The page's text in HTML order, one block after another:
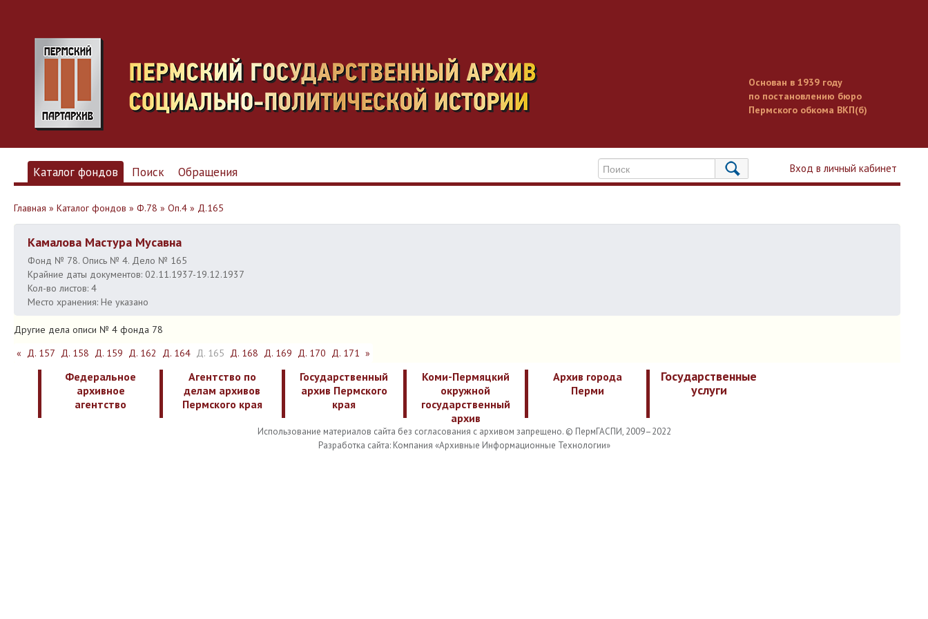
Основан в 1939 году
по постановлению бюро
Пермского обкома ВКП(б)
Вход в личный кабинет
Каталог фондов Поиск Обращения
Главная » Каталог фондов » Ф.78 » Оп.4 » Д.165
Камалова Мастура Мусавна
Фонд № 78. Опись № 4. Дело № 165
Крайние даты документов: 02.11.1937-19.12.1937
Кол-во листов: 4
Место хранения: Не указано
Другие дела описи № 4 фонда 78
« Д. 157 Д. 158 Д. 159 Д. 162 Д. 164 Д. 165 Д. 168 Д. 169 Д. 170 Д. 171 »
Федеральное
архивное
агентство
Агентство по
делам архивов
Пермского края
Государственный
архив Пермского
края
Коми-Пермяцкий
окружной
государственный
архив
Архив города
Перми
Государственные
услуги
Использование материалов сайта без согласования с архивом запрещено. © ПермГАСПИ, 2009–2022
Разработка сайта: Компания «Архивные Информационные Технологии»